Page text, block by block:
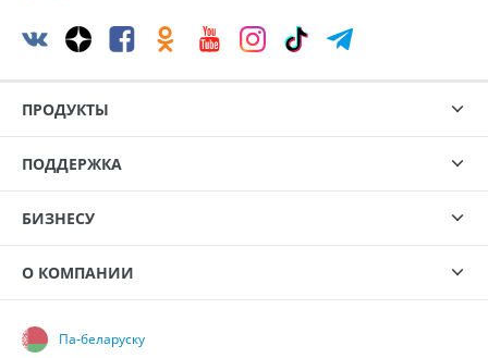
ПРОДУКТЫ
ПОДДЕРЖКА
БИЗНЕСУ
О КОМПАНИИ
Па-беларуску